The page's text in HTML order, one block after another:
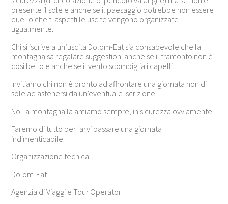
presente il sole e anche se il paesaggio potrebbe non essere
quello che ti aspetti le uscite vengono organizzate
ugualmente.
Chi si iscrive a un’uscita Dolom-Eat sia consapevole che la
montagna sa regalare suggestioni anche se il tramonto non è
così bello e anche se il vento scompiglia i capelli.
Invitiamo chi non è pronto ad affrontare una giornata non di
sole ad astenersi da un’eventuale iscrizione.
Noi la montagna la amiamo sempre, in sicurezza ovviamente.
Faremo di tutto per farvi passare una giornata
indimenticabile.
Organizzazione tecnica:
Dolom-Eat
Agenzia di Viaggi e Tour Operator